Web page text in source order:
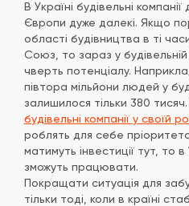
В Україні будівельні
Європи дуже далекі. Якщо
області будівництва в ті
Союз, то зараз у
чверть потенціалу.
півтора мільйони людей у
залишилося тільки 380
будівельні компанії у своїй
роблять для себе
матимуть інвестиції тут, то
зможуть працювати.
Покращати ситуація для
тільки тоді, коли в країні